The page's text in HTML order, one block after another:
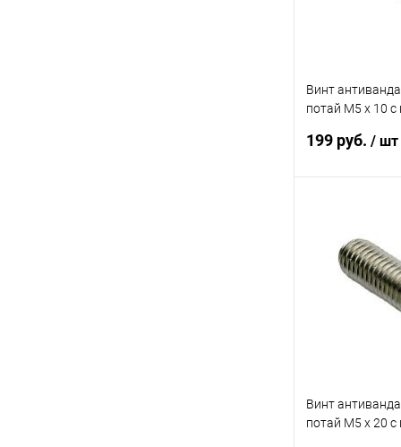
Винт
потай M5 x 10 с
20шт)
199 руб. / шт
Купить в 1
В избранное
Винт
потай M5 x 20 с